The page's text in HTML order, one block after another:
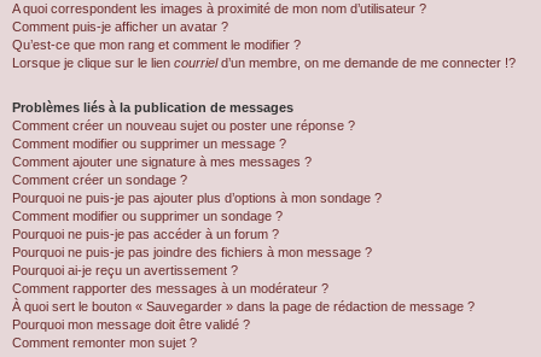
A quoi correspondent les images à proximité de mon nom d’utilisateur ?
Comment puis-je afficher un avatar ?
Qu’est-ce que mon rang et comment le modifier ?
Lorsque je clique sur le lien courrield’un membre, on me demande de me connecter !?
Problèmes liés à la publication de messages
Comment créer un nouveau sujet ou poster une réponse ?
Comment modifier ou supprimer un message ?
Comment ajouter une signature à mes messages ?
Comment créer un sondage ?
Pourquoi ne puis-je pas ajouter plus d’options à mon sondage ?
Comment modifier ou supprimer un sondage ?
Pourquoi ne puis-je pas accéder à un forum ?
Pourquoi ne puis-je pas joindre des fichiers à mon message ?
Pourquoi ai-je reçu un avertissement ?
Comment rapporter des messages à un modérateur ?
À quoi sert le bouton « Sauvegarder » dans la page de rédaction de message ?
Pourquoi mon message doit être validé ?
Comment remonter mon sujet ?